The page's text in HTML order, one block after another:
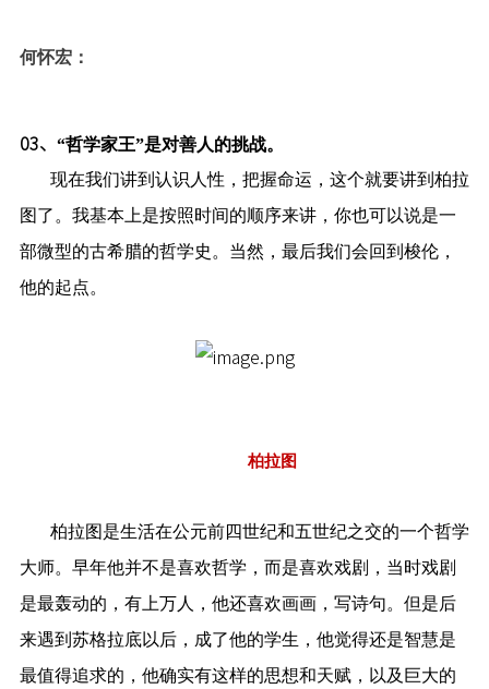
何怀宏：
03、 “哲学家王”是对善人的挑战。
现在我们讲到认识人性，把握命运，这个就要讲到柏拉
图了。我基本上是按照时间的顺序来讲，你也可以说是一
部微型的古希腊的哲学史。当然，最后我们会回到梭伦，
他的起点。
柏拉图
柏拉图是生活在公元前四世纪和五世纪之交的一个哲学
大师。早年他并不是喜欢哲学，而是喜欢戏剧，当时戏剧
是最轰动的，有上万人，他还喜欢画画，写诗句。但是后
来遇到苏格拉底以后，成了他的学生，他觉得还是智慧是
最值得追求的，他确实有这样的思想和天赋，以及巨大的